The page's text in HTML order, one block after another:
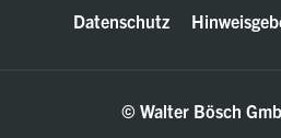
Datenschutz
© Walter Bösch